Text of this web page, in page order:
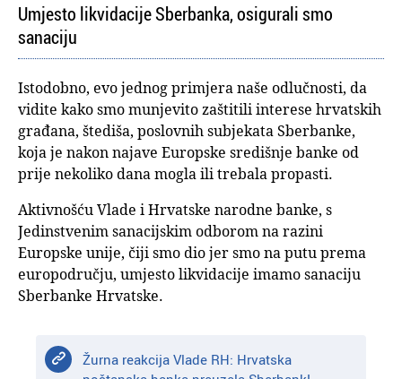
Umjesto likvidacije Sberbanka, osigurali smo
sanaciju
Istodobno, evo jednog primjera naše odlučnosti, da
vidite kako smo munjevito zaštitili interese hrvatskih
građana, štediša, poslovnih subjekata Sberbanke,
koja je nakon najave Europske središnje banke od
prije nekoliko dana mogla ili trebala propasti.
Aktivnošću Vlade i Hrvatske narodne banke, s
Jedinstvenim sanacijskim odborom na razini
Europske unije, čiji smo dio jer smo na putu prema
europodručju, umjesto likvidacije imamo sanaciju
Sberbanke Hrvatske.
Žurna reakcija Vlade RH: Hrvatska